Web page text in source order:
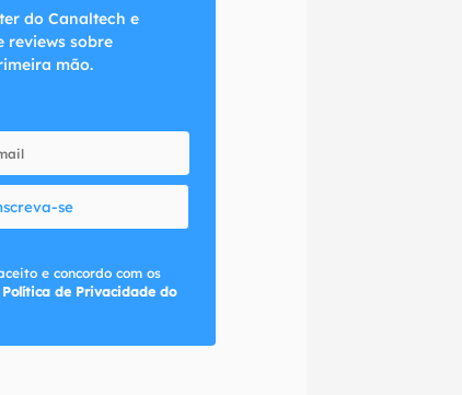
do Canaltech e
reviews sobre
mão.
se
e concordo com os
Política de Privacidade do